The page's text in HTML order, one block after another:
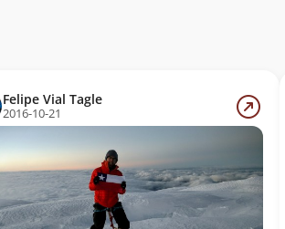
Felipe Vial Tagle
2016-10-21